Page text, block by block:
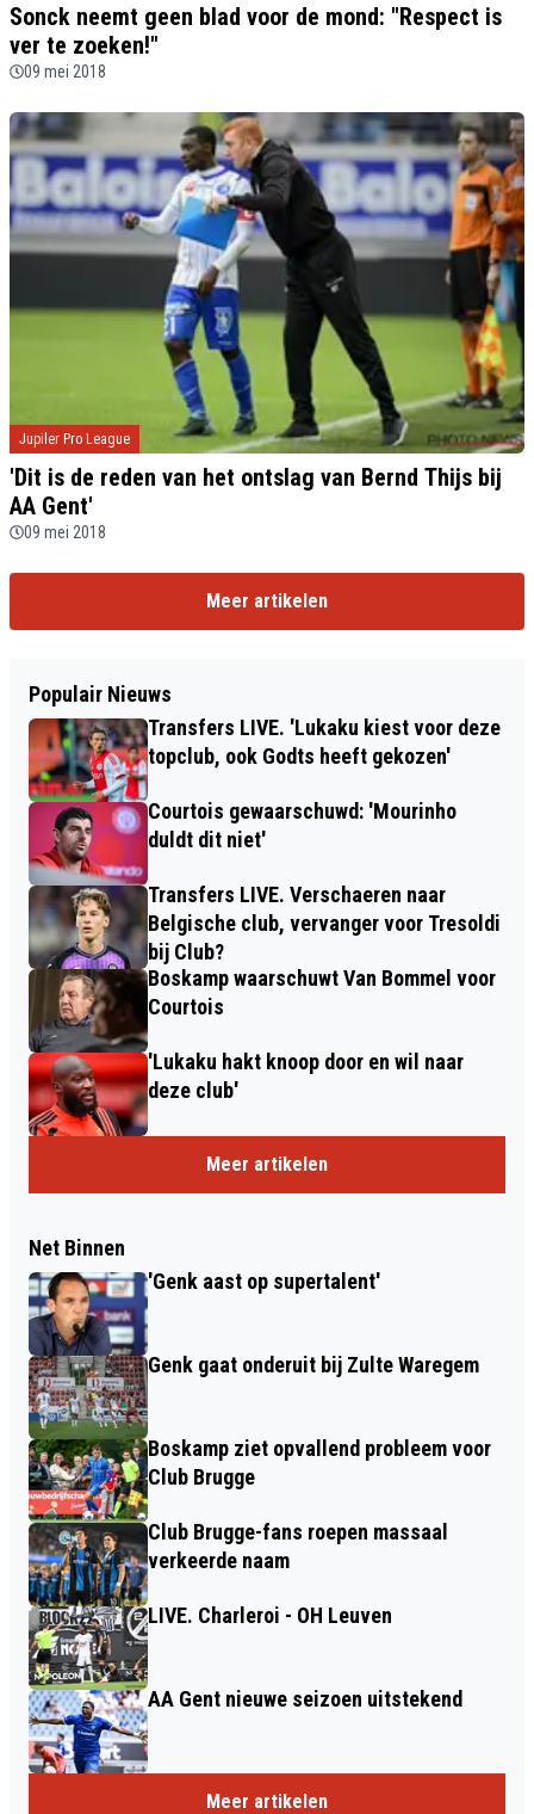
Sonck neemt geen blad voor de mond: "Respect is
ver te zoeken!"
09 mei 2018
Jupiler Pro League
'Dit is de reden van het ontslag van Bernd Thijs bij
AA Gent'
09 mei 2018
Meer artikelen
Populair Nieuws
Transfers LIVE. 'Lukaku kiest voor deze
topclub, ook Godts heeft gekozen'
Courtois gewaarschuwd: 'Mourinho
duldt dit niet'
Transfers LIVE. Verschaeren naar
Belgische club, vervanger voor Tresoldi
bij Club?
Boskamp waarschuwt Van Bommel voor
Courtois
'Lukaku hakt knoop door en wil naar
deze club'
Meer artikelen
Net Binnen
'Genk aast op supertalent'
Genk gaat onderuit bij Zulte Waregem
Boskamp ziet opvallend probleem voor
Club Brugge
Club Brugge-fans roepen massaal
verkeerde naam
LIVE. Charleroi - OH Leuven
AA Gent nieuwe seizoen uitstekend
Meer artikelen